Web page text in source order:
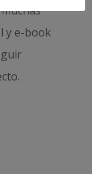
y e-book